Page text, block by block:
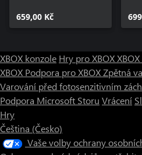
659,00 Kč
XBOX konzole Hry pro XBOX
XBOX Podpora pro XBOXZpětná
Varování před fotosenzitivním
Podpora Microsoft Storu Vrácení
Hry
Čeština (Česko)
Vaše volby ochrany